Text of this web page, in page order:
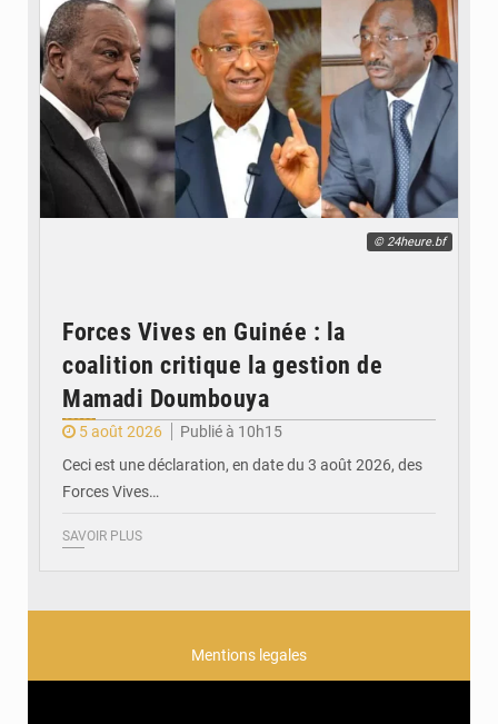
© 24heure.bf
Forces Vives en Guinée : la
coalition critique la gestion de
Mamadi Doumbouya
5 août 2026
Publié à 10h15
Ceci est une déclaration, en date du 3 août 2026, des
Forces Vives…
SAVOIR PLUS
Mentions legales